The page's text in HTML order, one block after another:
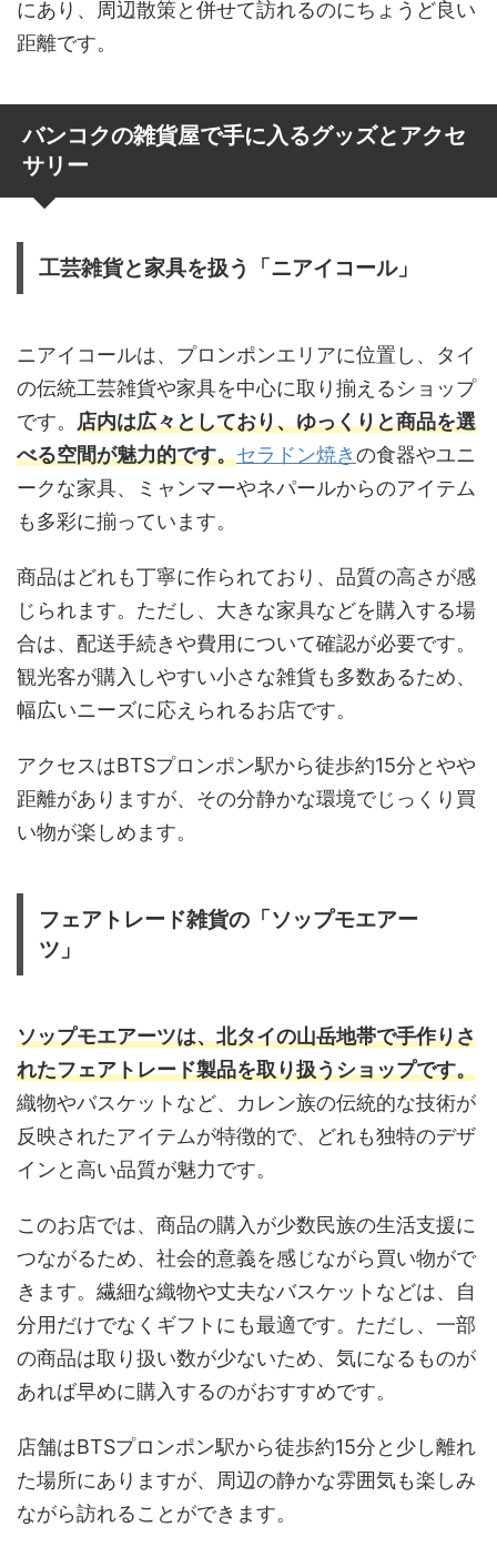
にあり、周辺散策と併せて訪れるのにちょうど良い
距離です。
バンコクの雑貨屋で手に入るグッズとアクセ
サリー
工芸雑貨と家具を扱う「ニアイコール」
ニアイコールは、プロンポンエリアに位置し、タイ
の伝統工芸雑貨や家具を中心に取り揃えるショップ
です。 店内は広々としており、ゆっくりと商品を選
べる空間が魅力的です。セラドン焼きの食器やユニ
ークな家具、ミャンマーやネパールからのアイテム
も多彩に揃っています。
商品はどれも丁寧に作られており、品質の高さが感
じられます。ただし、大きな家具などを購入する場
合は、配送手続きや費用について確認が必要です。
観光客が購入しやすい小さな雑貨も多数あるため、
幅広いニーズに応えられるお店です。
アクセスはBTSプロンポン駅から徒歩約15分とやや
距離がありますが、その分静かな環境でじっくり買
い物が楽しめます。
フェアトレード雑貨の「ソップモエアー
ツ」
ソップモエアーツは、北タイの山岳地帯で手作りさ
れたフェアトレード製品を取り扱うショップです。
織物やバスケットなど、カレン族の伝統的な技術が
反映されたアイテムが特徴的で、どれも独特のデザ
インと高い品質が魅力です。
このお店では、商品の購入が少数民族の生活支援に
つながるため、社会的意義を感じながら買い物がで
きます。繊細な織物や丈夫なバスケットなどは、自
分用だけでなくギフトにも最適です。ただし、一部
の商品は取り扱い数が少ないため、気になるものが
あれば早めに購入するのがおすすめです。
店舗はBTSプロンポン駅から徒歩約15分と少し離れ
た場所にありますが、周辺の静かな雰囲気も楽しみ
ながら訪れることができます。